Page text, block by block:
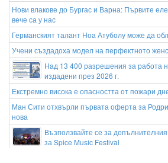
Нови влакове до Бургас и Варна: Първите
вече са у нас
Германският талант Ноа Атуболу може да
Учени създадоха модел на перфектното
Над 13 400 разрешения за работа
издадени през 2026 г.
Екстремно висока е опасността от пожари
Ман Сити отхвърли първата оферта за
нова
Възползвайте се за
за Spice Music Festival